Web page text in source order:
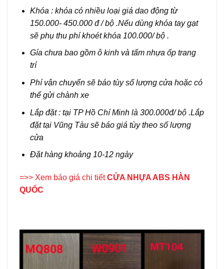
Khóa : khóa có nhiều loại giá dao động từ
150.000- 450.000 đ / bộ .Nếu dùng khóa tay gạt
sẽ phụ thu phí khoét khóa 100.000/ bộ .
Gía chưa bao gồm ô kinh và tấm nhựa ốp trang
trí
Phí vận chuyển sẽ báo tùy số lượng cửa hoặc có
thể gửi chành xe
Lắp đặt : tại TP Hồ Chí Minh là 300.000đ/ bộ .Lắp
đặt tại Vũng Tàu sẽ báo giá tùy theo số lượng
cửa
Đặt hàng khoảng 10-12 ngày
=>> Xem báo giá chi tiếtCỬA NHỰA ABS HÀN
QUỐC